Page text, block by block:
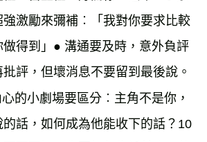
激勵來彌補︰「我對你要求比較
得到」 ● 溝通要及時，意外負評
評，但壞消息不要留到最後說。
的小劇場要區分︰主角不是你，
話，如何成為他能收下的話？10